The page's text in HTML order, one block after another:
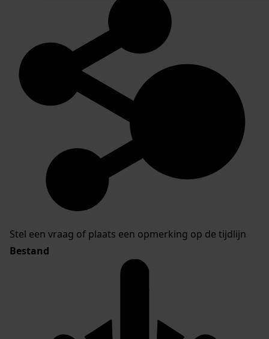
Stel een vraag of plaats een opmerking op de tijdlijn
Bestand